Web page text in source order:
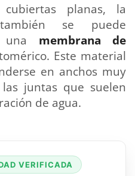
planas, la
también se puede
una membrana de
Este material
en anchos muy
juntas que suelen
de agua.
VERIFICADA